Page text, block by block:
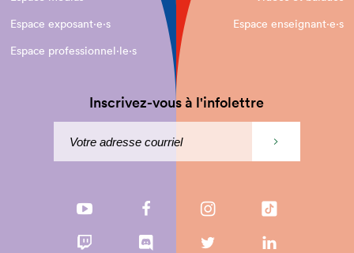
Espace exposant·e⋅s
Espace enseignant·e⋅s
Espace professionnel·le⋅s
Inscrivez-vous à l'infolettre